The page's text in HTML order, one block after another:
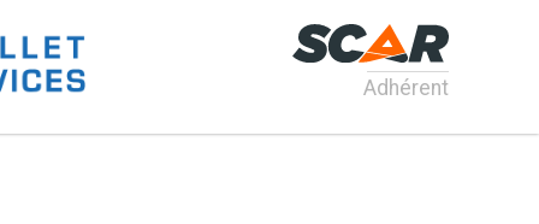
Adhérent